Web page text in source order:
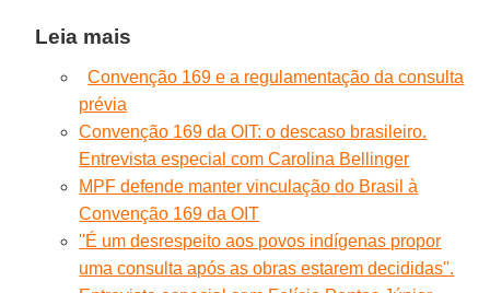
Leia mais
Convenção 169 e a regulamentação da consulta
prévia
Convenção 169 da OIT: o descaso brasileiro.
Entrevista especial com Carolina Bellinger
MPF defende manter vinculação do Brasil à
Convenção 169 da OIT
''É um desrespeito aos povos indígenas propor
uma consulta após as obras estarem decididas''.